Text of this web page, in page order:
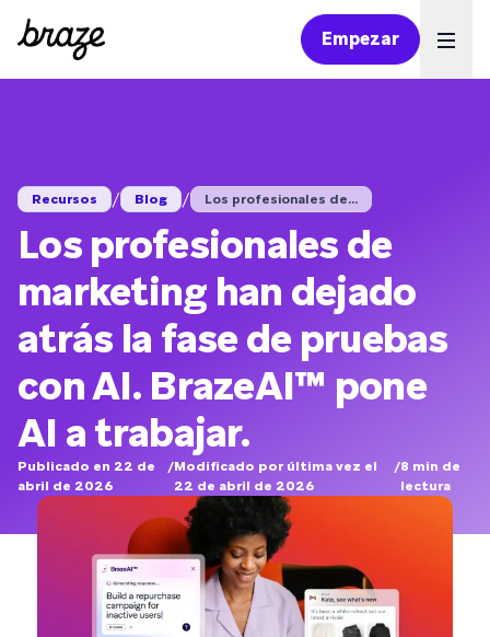
Empezar
Recursos / Blog / Los profesionales de...
Los profesionales de
marketing han dejado
atrás la fase de pruebas
con AI. BrazeAI™ pone
AI a trabajar.
Publicado en 22 de
abril de 2026
/Modificado por última vez el
22 de abril de 2026
/8 min de
lectura